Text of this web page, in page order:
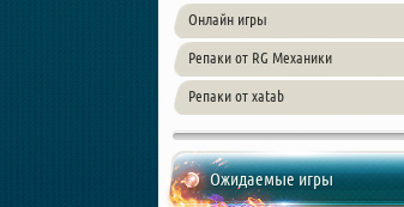
Онлайн игры
Репаки от RG Механики
Репаки от xatab
Ожидаемые игры